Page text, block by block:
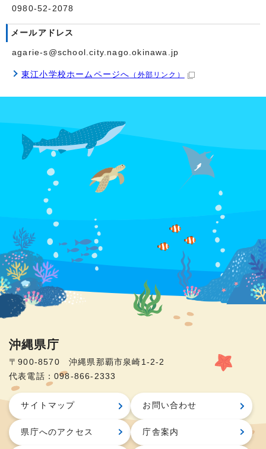
0980-52-2078
メールアドレス
agarie-s@school.city.nago.okinawa.jp
東江小学校ホームページへ （外部リンク）
沖縄県庁
〒900-8570 沖縄県那覇市泉崎1-2-2
代表電話：098-866-2333
サイトマップ お問い合わせ
県庁へのアクセス 庁舎案内